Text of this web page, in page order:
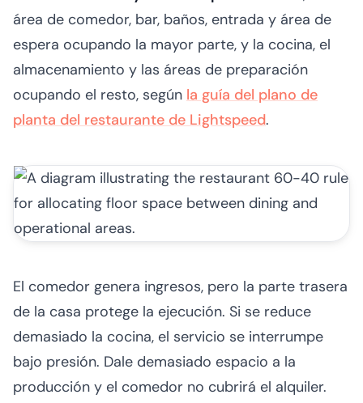
área de comedor, bar, baños, entrada y área de
espera ocupando la mayor parte, y la cocina, el
almacenamiento y las áreas de preparación
ocupando el resto, según la guía del plano de
planta del restaurante de Lightspeed.
El comedor genera ingresos, pero la parte trasera
de la casa protege la ejecución. Si se reduce
demasiado la cocina, el servicio se interrumpe
bajo presión. Dale demasiado espacio a la
producción y el comedor no cubrirá el alquiler.